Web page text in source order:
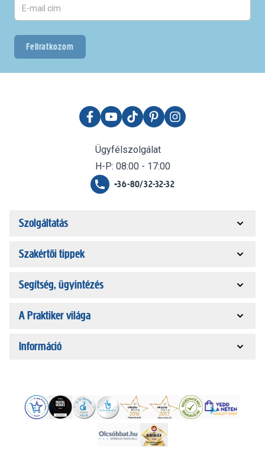
Feliratkozom
Ügyfélszolgálat
H-P: 08:00 - 17:00
+36-80/32-32-32
Szolgáltatás
Szakértői tippek
Segítség, ügyintézés
A Praktiker világa
Információ